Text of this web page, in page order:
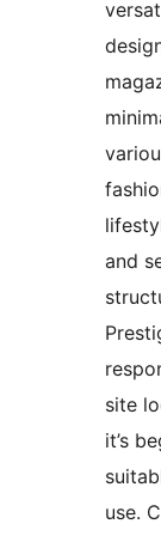
and
site
it’s
use.